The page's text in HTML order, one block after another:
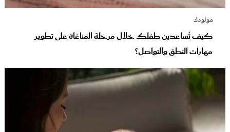
مولودك
كيف تُساعدين طفلكِ خلال مرحلة المناغاة على تطوير
مهارات النطق والتواصل؟